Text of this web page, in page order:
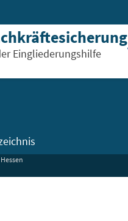
Eingliederungshilfe